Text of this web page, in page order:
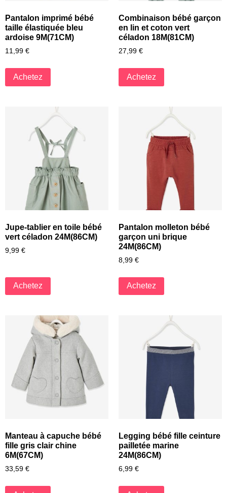
Pantalon imprimé bébé
taille élastiquée bleu
ardoise 9M(71CM)
11,99 €
Achetez
Combinaison bébé garçon
en lin et coton vert
céladon 18M(81CM)
27,99 €
Achetez
Jupe-tablier en toile bébé
vert céladon 24M(86CM)
9,99 €
Achetez
Pantalon molleton bébé
garçon uni brique
24M(86CM)
8,99 €
Achetez
Manteau à capuche bébé
fille gris clair chine
6M(67CM)
33,59 €
Legging bébé fille ceinture
pailletée marine
24M(86CM)
6,99 €